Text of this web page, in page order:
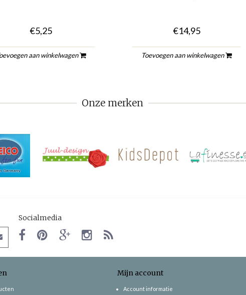
€5,25
aan winkelwagen
€14,95
Toevoegen aan winkelwagen
Onze merken
Socialmedia
Mijn account
Account informatie